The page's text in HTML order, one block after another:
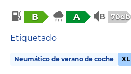
B A 70db
Etiquetado
Neumático de verano de coche XL